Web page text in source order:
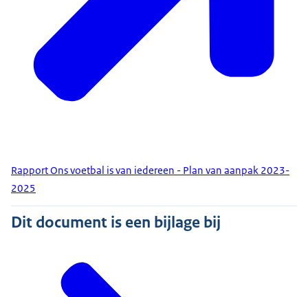
Rapport Ons voetbal is van iedereen - Plan van aanpak 2023-
2025
Dit document is een bijlage bij